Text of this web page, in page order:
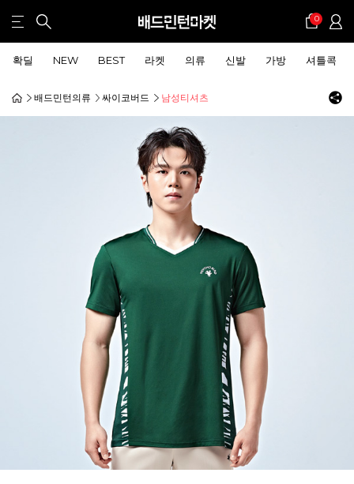
0
확딜 NEW BEST 라켓 의류 신발 가방 셔틀콕
배드민턴의류 싸이코버드 남성티셔츠